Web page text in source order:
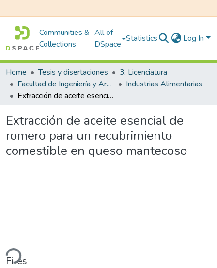
Communities &
Collections
All of
DSpace
Statistics Log In
Home Tesis y disertaciones
3. Licenciatura
Facultad de Ingeniería y Arquitectura
Industrias Alimentarias
Extracción de aceite esencial de romero para un recubrimiento comestible en queso mantecoso
Extracción de aceite esencial de
romero para un recubrimiento
comestible en queso mantecoso
Files